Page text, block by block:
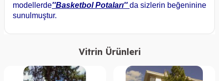
modellerde''Basketbol Potaları''da sizlerin beğeninine
sunulmuştur.
Vitrin Ürünleri